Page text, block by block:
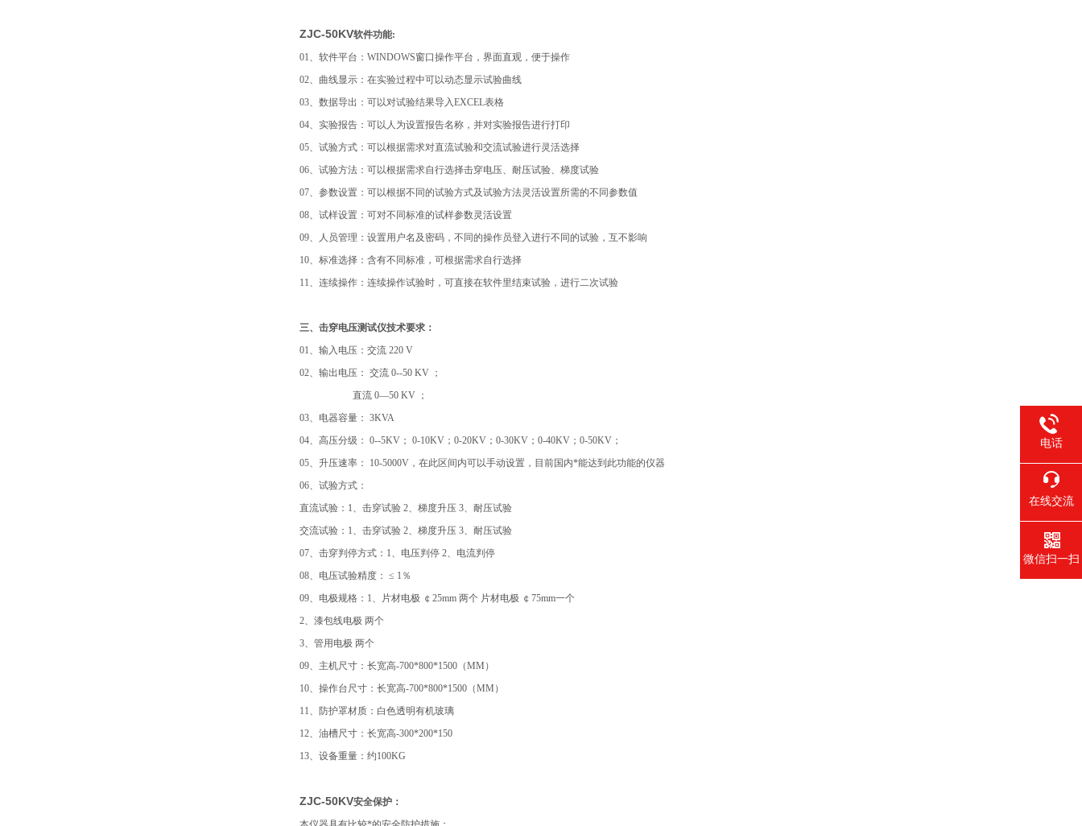
ZJC-50KV软件功能:
01、软件平台：WINDOWS窗口操作平台，界面直观，便于操作
02、曲线显示：在实验过程中可以动态显示试验曲线
03、数据导出：可以对试验结果导入EXCEL表格
04、实验报告：可以人为设置报告名称，并对实验报告进行打印
05、试验方式：可以根据需求对直流试验和交流试验进行灵活选择
06、试验方法：可以根据需求自行选择击穿电压、耐压试验、梯度试验
07、参数设置：可以根据不同的试验方式及试验方法灵活设置所需的不同参数值
08、试样设置：可对不同标准的试样参数灵活设置
09、人员管理：设置用户名及密码，不同的操作员登入进行不同的试验，互不影响
10、标准选择：含有不同标准，可根据需求自行选择
11、连续操作：连续操作试验时，可直接在软件里结束试验，进行二次试验
三、 击穿电压测试仪技术要求：
01、输入电压：交流 220 V
02、输出电压： 交流 0--50 KV ；
直流 0—50 KV ；
03、电器容量： 3KVA
04、高压分级： 0--5KV； 0-10KV；0-20KV；0-30KV；0-40KV；0-50KV；
05、升压速率： 10-5000V，在此区间内可以手动设置，目前国内*能达到此功能的仪器
06、试验方式：
直流试验：1、击穿试验 2、梯度升压 3、耐压试验
交流试验：1、击穿试验 2、梯度升压 3、耐压试验
07、击穿判停方式：1、电压判停 2、电流判停
08、电压试验精度： ≤ 1％
09、电极规格： 1、片材电极 ￠25mm 两个 片材电极 ￠75mm一个
2、漆包线电极 两个
3、管用电极 两个
09、主机尺寸：长宽高-700*800*1500（MM）
10、操作台尺寸：长宽高-700*800*1500（MM）
11、防护罩材质：白色透明有机玻璃
12、油槽尺寸：长宽高-300*200*150
13、设备重量：约100KG
ZJC-50KV安全保护：
电话
在线交流
微信扫一扫